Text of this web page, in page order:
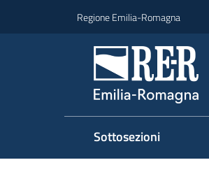
Regione Emilia-Romagna
Sottosezioni